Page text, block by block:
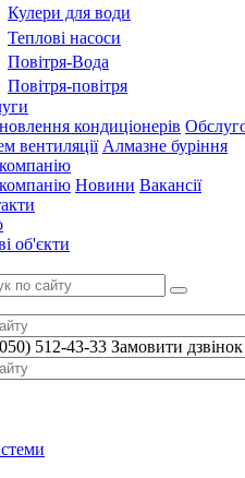
Кулери для води
Теплові насоси
Повітря-Вода
Повітря-повітря
кондиціонерів
вентиляції Алмазне буріння
Новини Вакансії
об'єкти
512-43-33 Замовити дзвінок